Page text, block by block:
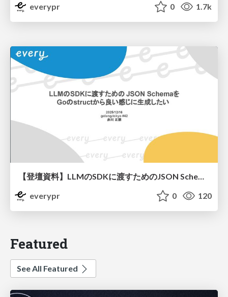
everypr
0 1.7k
【登壇資料】LLMのSDKに渡すためのJSON Schemaを Goのstructから良い感じに生成したい
everypr
0 120
Featured
See All Featured